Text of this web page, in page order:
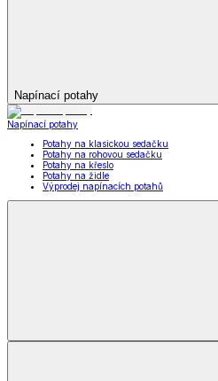
Napínací potahy
Napínací potahy
Potahy na klasickou sedačku
Potahy na rohovou sedačku
Potahy na křeslo
Potahy na židle
Výprodej napínacích potahů